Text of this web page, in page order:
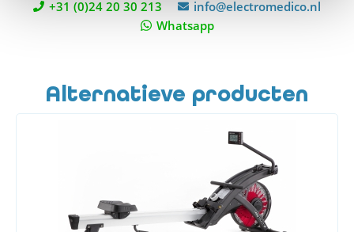
+31 (0)24 20 30 213
info@electromedico.nl
Whatsapp
Alternatieve producten